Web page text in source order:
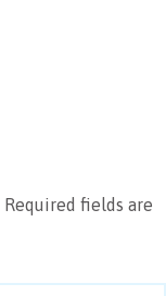
Required fields are